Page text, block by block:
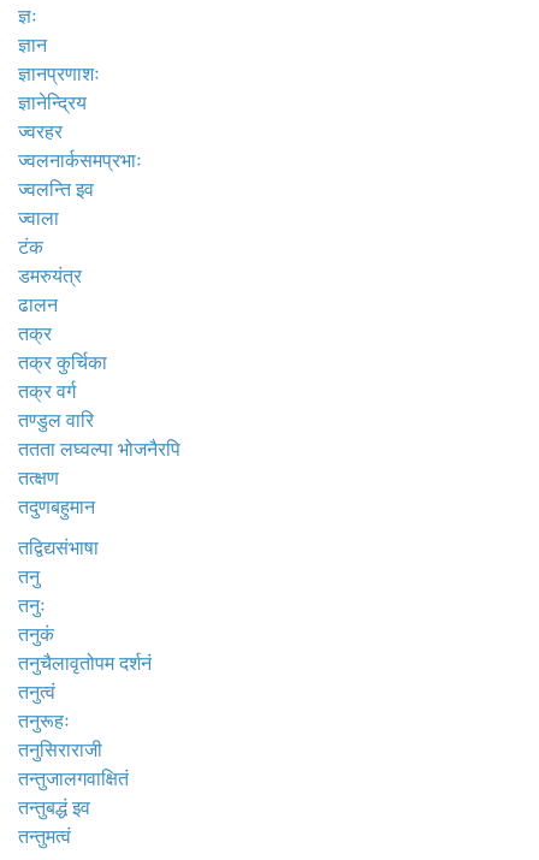
ज्ञः
ज्ञान
ज्ञानप्रणाशः
ज्ञानेन्द्रिय
ज्वरहर
ज्वलनार्कसमप्रभाः
ज्वलन्ति इव
ज्वाला
टंक
डमरुयंत्र
ढालन
तक्र
तक्र कुर्चिका
तक्र वर्ग
तण्डुल वारि
ततता लघ्वल्पा भोजनैरपि
तत्क्षण
तदुणबहुमान
तद्विद्यसंभाषा
तनु
तनुः
तनुकं
तनुचैलावृतोपम दर्शनं
तनुत्वं
तनुरूहः
तनुसिराराजी
तन्तुजालगवाक्षितं
तन्तुबद्धं इव
तन्तुमत्वं